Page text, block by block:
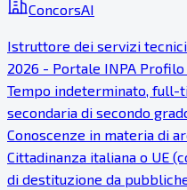
ConcorsAI
Istruttore dei servizi tecnici
2026 - Portale INPA
Tempo indeterminato, full-
secondaria di secondo
Conoscenze in materia di
Cittadinanza italiana o UE
di destituzione da